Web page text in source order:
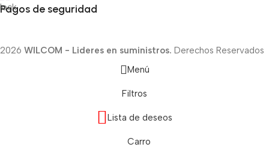
Pagos de seguridad
2026 WILCOM - Lideres en suministros. Derechos Reservados
Menú
Filtros
Lista de deseos
Carro